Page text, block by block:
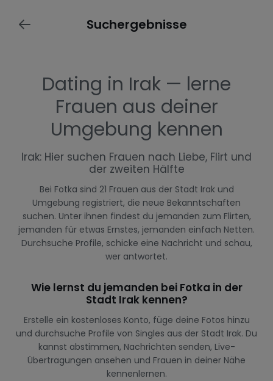
Suchergebnisse
Dating in Irak — lerne
Frauen aus deiner
Umgebung kennen
Irak: Hier suchen Frauen nach Liebe, Flirt und
der zweiten Hälfte
Bei Fotka sind 21 Frauen aus der Stadt Irak und
Umgebung registriert, die neue Bekanntschaften
suchen. Unter ihnen findest du jemanden zum Flirten,
jemanden für etwas Ernstes, jemanden einfach Netten.
Durchsuche Profile, schicke eine Nachricht und schau,
wer antwortet.
Wie lernst du jemanden bei Fotka in der
Stadt Irak kennen?
Erstelle ein kostenloses Konto, füge deine Fotos hinzu
und durchsuche Profile von Singles aus der Stadt Irak. Du
kannst abstimmen, Nachrichten senden, Live-
Übertragungen ansehen und Frauen in deiner Nähe
kennenlernen.